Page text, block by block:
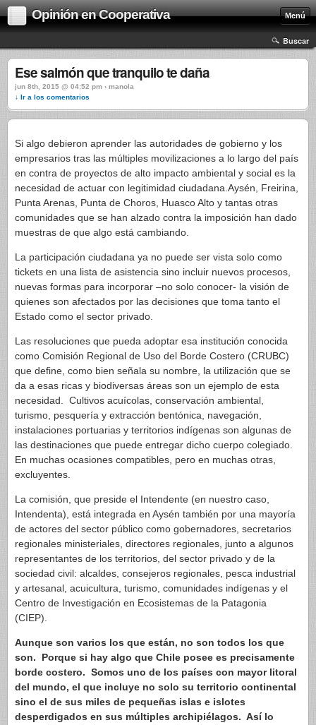
Opinión en Cooperativa Menú
Buscar
Ese salmón que tranquilo te daña
jun 8th, 2015 @ 04:52 pm › manola
↓ Ir a los comentarios
Si algo debieron aprender las autoridades de gobierno y los
empresarios tras las múltiples movilizaciones a lo largo del país
en contra de proyectos de alto impacto ambiental y social es la
necesidad de actuar con legitimidad ciudadana.Aysén, Freirina,
Punta Arenas, Punta de Choros, Huasco Alto y tantas otras
comunidades que se han alzado contra la imposición han dado
muestras de que algo está cambiando.
La participación ciudadana ya no puede ser vista solo como
tickets en una lista de asistencia sino incluir nuevos procesos,
nuevas formas para incorporar –no solo conocer- la visión de
quienes son afectados por las decisiones que toma tanto el
Estado como el sector privado.
Las resoluciones que pueda adoptar esa institución conocida
como Comisión Regional de Uso del Borde Costero (CRUBC)
que define, como bien señala su nombre, la utilización que se
da a esas ricas y biodiversas áreas son un ejemplo de esta
necesidad. Cultivos acuícolas, conservación ambiental,
turismo, pesquería y extracción bentónica, navegación,
instalaciones portuarias y territorios indígenas son algunas de
las destinaciones que puede entregar dicho cuerpo colegiado.
En muchas ocasiones compatibles, pero en muchas otras,
excluyentes.
La comisión, que preside el Intendente (en nuestro caso,
Intendenta), está integrada en Aysén también por una mayoría
de actores del sector público como gobernadores, secretarios
regionales ministeriales, directores regionales, junto a algunos
representantes de los territorios, del sector privado y de la
sociedad civil: alcaldes, consejeros regionales, pesca industrial
y artesanal, acuicultura, turismo, comunidades indígenas y el
Centro de Investigación en Ecosistemas de la Patagonia
(CIEP).
Aunque son varios los que están, no son todos los que
son. Porque si hay algo que Chile posee es precisamente
borde costero. Somos uno de los países con mayor litoral
del mundo, el que incluye no solo su territorio continental
sino el de sus miles de pequeñas islas e islotes
desperdigados en sus múltiples archipiélagos. Así lo